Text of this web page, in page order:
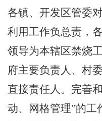
各镇、开发区管委
利用工作负总责，
领导为本辖区禁烧
府主要负责人、村
直接责任人。完善
动、网格管理”的工